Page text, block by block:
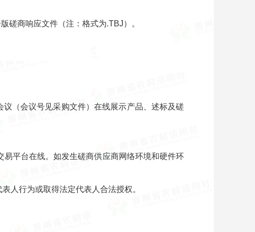
磋商响应文件（注：格式为.TBJ）。
（会议号见采购文件）在线展示产品、述标及磋
易平台在线。如发生磋商供应商网络环境和硬件环
人行为或取得法定代表人合法授权。